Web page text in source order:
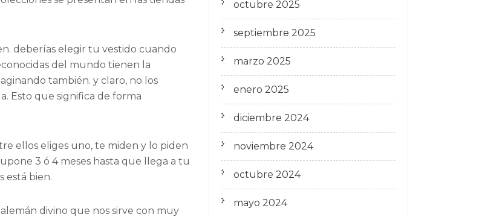
deberías elegir tu vestido cuando
del mundo tienen la
también. y claro, no los
Esto que significa de forma
ellos eliges uno, te miden y lo piden
3 ó 4 meses hasta que llega a tu
está bien.
divino que nos sirve con muy
octubre 2025
septiembre 2025
marzo 2025
enero 2025
diciembre 2024
noviembre 2024
octubre 2024
mayo 2024